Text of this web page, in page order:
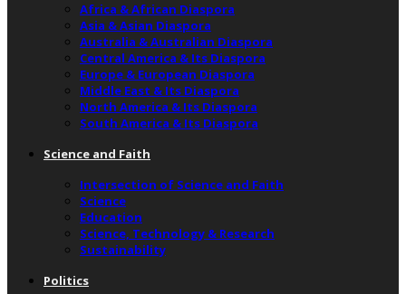
Africa & African Diaspora
Asia & Asian Diaspora
Australia & Australian Diaspora
Central America & Its Diaspora
Europe & European Diaspora
Middle East & Its Diaspora
North America & Its Diaspora
South America & Its Diaspora
Science and Faith
Intersection of Science and Faith
Science
Education
Science, Technology & Research
Sustainability
Politics